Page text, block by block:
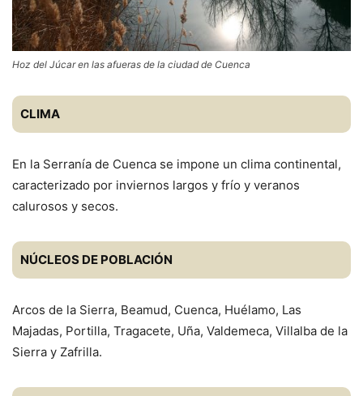
Hoz del Júcar en las afueras de la ciudad de Cuenca
CLIMA
En la Serranía de Cuenca se impone un clima continental,
caracterizado por inviernos largos y frío y veranos
calurosos y secos.
NÚCLEOS DE POBLACIÓN
Arcos de la Sierra, Beamud, Cuenca, Huélamo, Las
Majadas, Portilla, Tragacete, Uña, Valdemeca, Villalba de la
Sierra y Zafrilla.